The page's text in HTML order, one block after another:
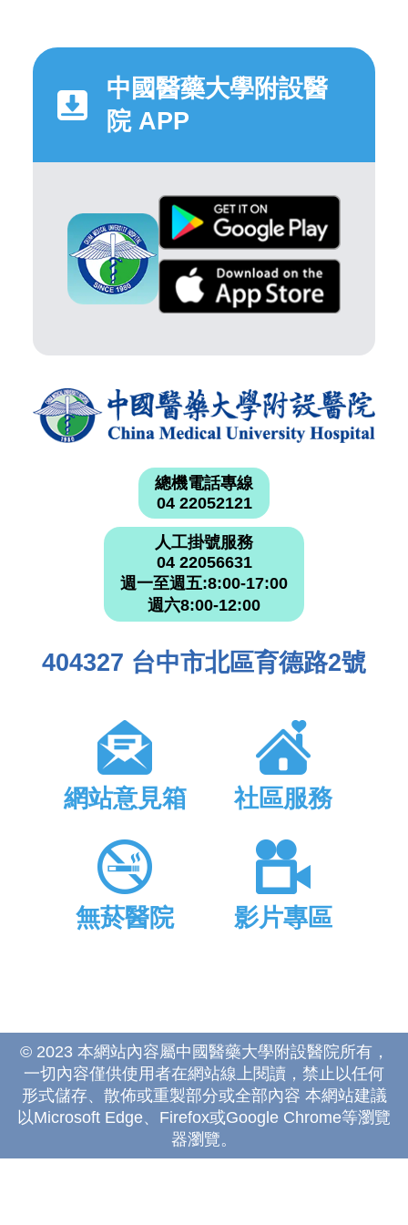
中國醫藥大學附設醫
院 APP
總機電話專線
04 22052121
人工掛號服務
04 22056631
週一至週五:8:00-17:00
週六8:00-12:00
404327 台中市北區育德路2號
網站意見箱 社區服務
無菸醫院 影片專區
© 2023 本網站內容屬中國醫藥大學附設醫院所有，
一切內容僅供使用者在網站線上閱讀，禁止以任何
形式儲存、散佈或重製部分或全部內容 本網站建議
以Microsoft Edge、Firefox或Google Chrome等瀏覽
器瀏覽。